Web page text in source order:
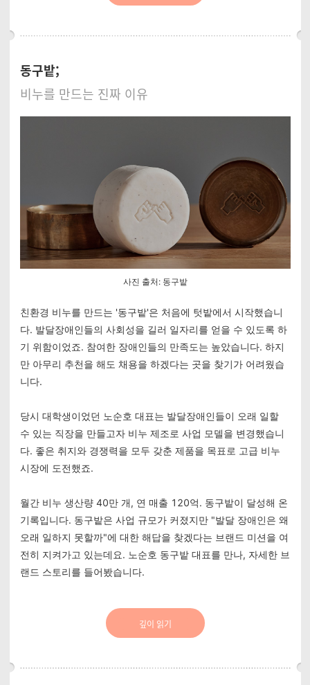
동구밭;
비누를 만드는 진짜 이유
사진 출처: 동구밭
친환경 비누를 만드는 '동구밭'은 처음에 텃밭에서 시작했습니
다. 발달장애인들의 사회성을 길러 일자리를 얻을 수 있도록 하
기 위함이었죠. 참여한 장애인들의 만족도는 높았습니다. 하지
만 아무리 추천을 해도 채용을 하겠다는 곳을 찾기가 어려웠습
니다.
당시 대학생이었던 노순호 대표는 발달장애인들이 오래 일할
수 있는 직장을 만들고자 비누 제조로 사업 모델을 변경했습니
다. 좋은 취지와 경쟁력을 모두 갖춘 제품을 목표로 고급 비누
시장에 도전했죠.
월간 비누 생산량 40만 개, 연 매출 120억. 동구밭이 달성해 온
기록입니다. 동구밭은 사업 규모가 커졌지만 "발달 장애인은 왜
오래 일하지 못할까"에 대한 해답을 찾겠다는 브랜드 미션을 여
전히 지켜가고 있는데요. 노순호 동구밭 대표를 만나, 자세한 브
랜드 스토리를 들어봤습니다.
깊이 읽기